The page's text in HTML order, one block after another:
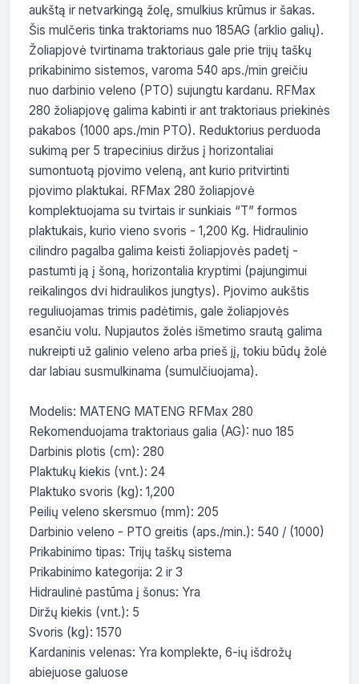
aukštą ir netvarkingą žolę, smulkius krūmus ir šakas.
Šis mulčeris tinka traktoriams nuo 185AG (arklio galių).
Žoliapjovė tvirtinama traktoriaus gale prie trijų taškų
prikabinimo sistemos, varoma 540 aps./min greičiu
nuo darbinio veleno (PTO) sujungtu kardanu. RFMax
280 žoliapjovę galima kabinti ir ant traktoriaus priekinės
pakabos (1000 aps./min PTO). Reduktorius perduoda
sukimą per 5 trapecinius diržus į horizontaliai
sumontuotą pjovimo veleną, ant kurio pritvirtinti
pjovimo plaktukai. RFMax 280 žoliapjovė
komplektuojama su tvirtais ir sunkiais “T” formos
plaktukais, kurio vieno svoris - 1,200 Kg. Hidraulinio
cilindro pagalba galima keisti žoliapjovės padetį -
pastumti ją į šoną, horizontalia kryptimi (pajungimui
reikalingos dvi hidraulikos jungtys). Pjovimo aukštis
reguliuojamas trimis padėtimis, gale žoliapjovės
esančiu volu. Nupjautos žolės išmetimo srautą galima
nukreipti už galinio veleno arba prieš jį, tokiu būdų žolė
dar labiau susmulkinama (sumulčiuojama).
Modelis: MATENG MATENG RFMax 280
Rekomenduojama traktoriaus galia (AG): nuo 185
Darbinis plotis (cm): 280
Plaktukų kiekis (vnt.): 24
Plaktuko svoris (kg): 1,200
Peilių veleno skersmuo (mm): 205
Darbinio veleno - PTO greitis (aps./min.): 540 / (1000)
Prikabinimo tipas: Trijų taškų sistema
Prikabinimo kategorija: 2 ir 3
Hidraulinė pastūma į šonus: Yra
Diržų kiekis (vnt.): 5
Svoris (kg): 1570
Kardaninis velenas: Yra komplekte, 6-ių išdrožų
abiejuose galuose